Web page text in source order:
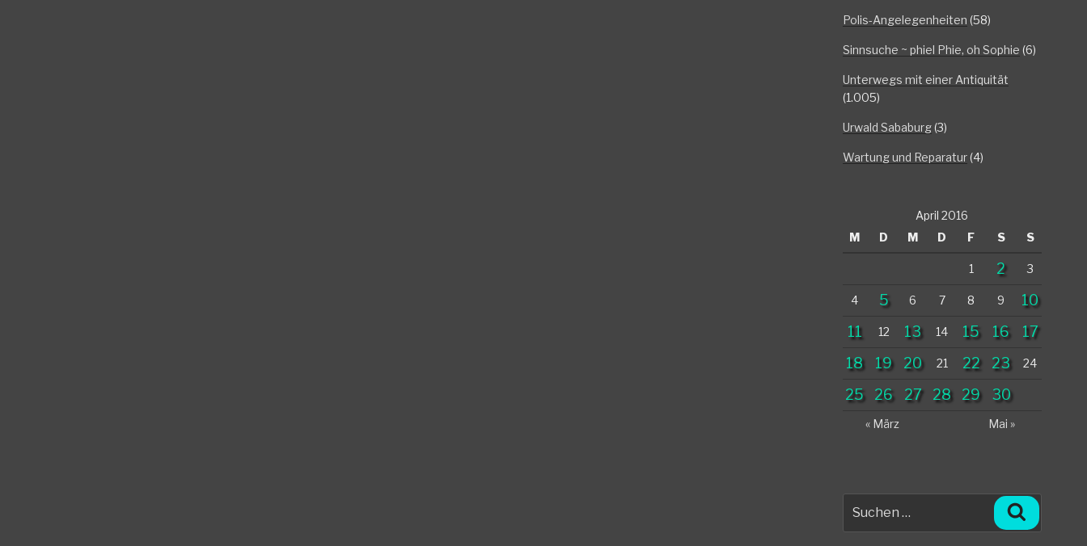
Polis-Angelegenheiten (58)
Sinnsuche ~ phiel Phie, oh Sophie (6)
Unterwegs mit einer Antiquität
(1.005)
Urwald Sababurg(3)
Wartung und Reparatur(4)
April 2016
M
D M D F S S
1 2 3
4 5 6 7 8 9
10
11
12 13 14 15 16
17
18
19 20 21 22 23 24
25 26 27 28 29 30
« März Mai »
nach:
Suchen